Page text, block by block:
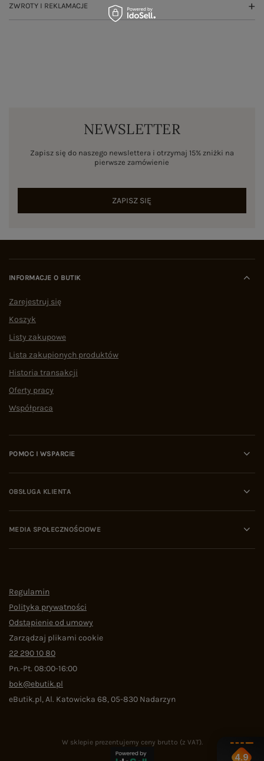
ZWROTY I REKLAMACJE
NEWSLETTER
Zapisz się do naszego newslettera i otrzymaj 15% zniżki na
pierwsze zamówienie
ZAPISZ SIĘ
INFORMACJE O BUTIK
Zarejestruj się
Koszyk
Listy zakupowe
Lista zakupionych produktów
Historia transakcji
Oferty pracy
Współpraca
POMOC I WSPARCIE
OBSŁUGA KLIENTA
MEDIA SPOŁECZNOŚCIOWE
Regulamin
Polityka prywatności
Odstąpienie od umowy
Zarządzaj plikami cookie
22 290 10 80
Pn.-Pt. 08:00-16:00
bok@ebutik.pl
eButik.pl,Al. Katowicka 68,05-830 Nadarzyn
W sklepie prezentujemy ceny brutto (z VAT).
4.9